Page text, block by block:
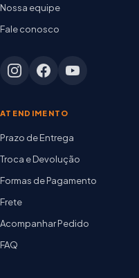
Nossa equipe
Fale conosco
ATENDIMENTO
Prazo de Entrega
Troca e Devolução
Formas de Pagamento
Frete
Acompanhar Pedido
FAQ